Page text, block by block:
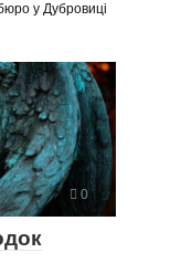
у Дубровиці
0